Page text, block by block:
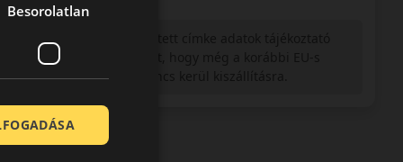
Figyelem a feltüntetett címke adatok tájékoztató
jellegűek. Előfordulhat, hogy még a korábbi EU-s
címkével ellátott abroncs kerül kiszállításra.
Besorolatlan